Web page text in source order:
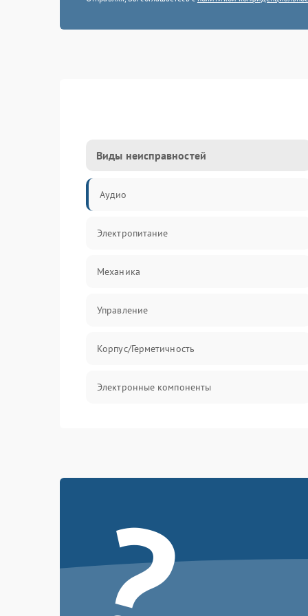
Виды неисправностей
Аудио
Электропитание
Механика
Управление
Корпус/Герметичность
Электронные компоненты